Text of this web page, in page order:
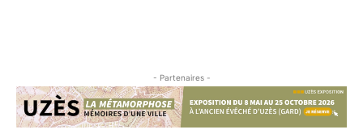
- Partenaires -